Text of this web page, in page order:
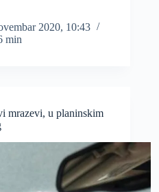
2020, 10:43
min
mrazevi, u planinskim